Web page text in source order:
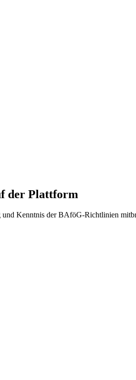
der Plattform
Kenntnis der BAföG-Richtlinien